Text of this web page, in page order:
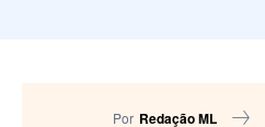
Por Redação ML